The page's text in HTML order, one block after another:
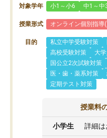
対象学年 小1～小6 中1～中
授業形式 オンライン個別指導
目的 私立中学受験対策
高校受験対策
大
国公立2次試験対策
医・歯・薬系対策
定期テスト対策
授業料
小学生 詳細